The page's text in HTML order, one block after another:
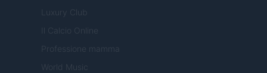
Luxury Club
Il Calcio Online
Professione mamma
World Music